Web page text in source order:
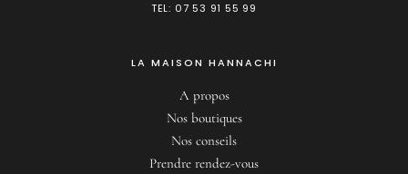
TEL: 07 53 91 55 99
LA MAISON HANNACHI
A propos
Nos boutiques
Nos conseils
Prendre rendez-vous